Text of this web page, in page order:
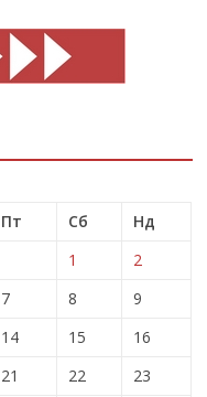
Пт Сб
Нд
1
2
7 8
9
14 15
16
21 22
23